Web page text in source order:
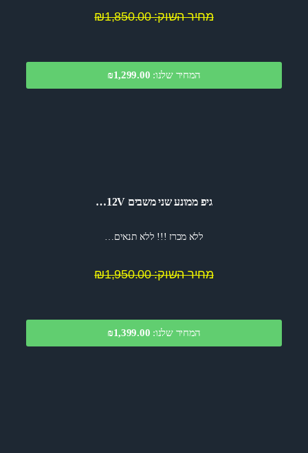
מחיר השוק: ₪1,850.00
המחיר שלנו: ₪1,299.00
גיפ ממונע שני משבים 12V…
ללא מכרז !!! ללא תנאים…
מחיר השוק: ₪1,950.00
המחיר שלנו: ₪1,399.00